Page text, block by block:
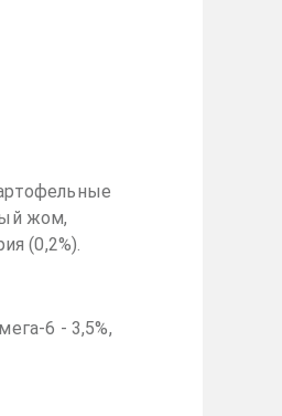
жом,
(0,2%).
6 - 3,5%,